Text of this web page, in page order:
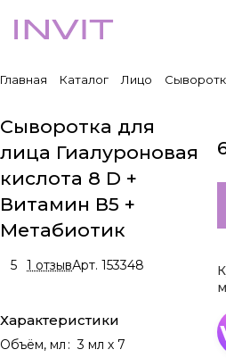
Главная Каталог Лицо
Сыворотка для
лица Гиалуроновая
кислота 8 D +
Витамин В5 +
Метабиотик
5 1 отзывАрт. 153348
Характеристики
Объём, мл: 3 мл х 7